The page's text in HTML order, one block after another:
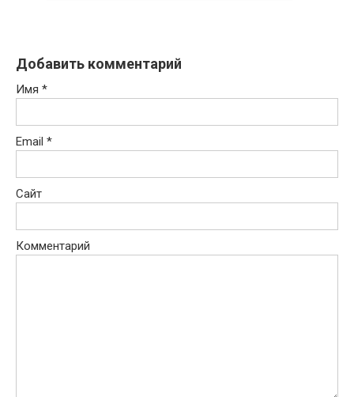
Добавить комментарий
Имя *
Email *
Сайт
Комментарий